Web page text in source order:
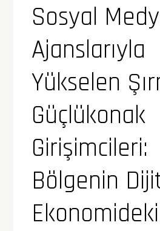
Sosyal
Ajanslarıyla
Yükselen
Güçlükonak
Girişimcileri:
Bölgenin
Ekonomideki